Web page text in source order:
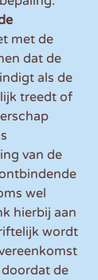
met de
dat de
als de
treedt of
van de
wel
hierbij aan
wordt
de